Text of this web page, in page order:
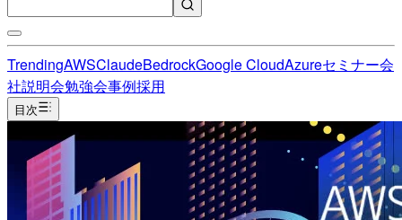
TrendingAWSClaudeBedrockGoogle CloudAzureセミナー会
社説明会勉強会事例採用
目次